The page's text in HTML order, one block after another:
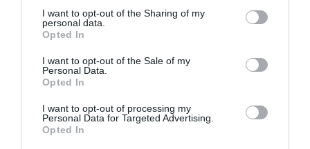
not limited to your visit or usage behaviour. You may click to
grant or deny consent to Google and its third-party tags to
use your data for below specified purposes in below Google
consent section.
I want to opt-out of the Sharing of my
personal data.
Opted In
I want to opt-out of the Sale of my
Personal Data.
Opted In
I want to opt-out of processing my
Personal Data for Targeted Advertising.
Opted In
Chief Marketing Officer του ΟΠΑΠ, Τάκης Φύσσας,
Αθλητικός Διευθυντής Εθνικής Ομάδας Ανδρών